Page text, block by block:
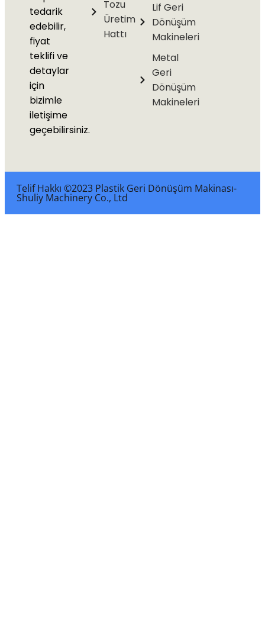
tedarik
edebilir,
fiyat
teklifi ve
detaylar
için
bizimle
iletişime
geçebilirsiniz.
Tozu
Üretim
Hattı
Lif Geri
Dönüşüm
Makineleri
Metal
Geri
Dönüşüm
Makineleri
Telif Hakkı ©2023 Plastik Geri Dönüşüm Makinası-
Shuliy Machinery Co., Ltd